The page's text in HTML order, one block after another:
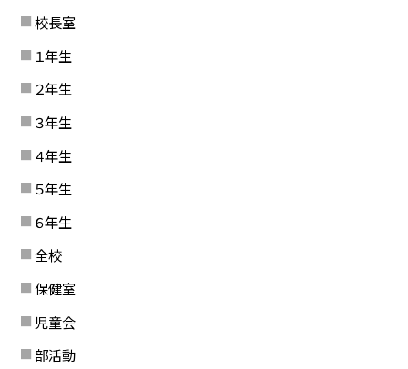
校長室
１年生
２年生
３年生
４年生
５年生
６年生
全校
保健室
児童会
部活動